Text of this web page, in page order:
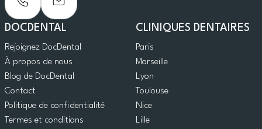
DOCDENTAL
Rejoignez DocDental
À propos de nous
Blog de DocDental
Contact
Politique de confidentialité
Termes et conditions
CLINIQUES DENTAIRES
Paris
Marseille
Lyon
Toulouse
Nice
Lille